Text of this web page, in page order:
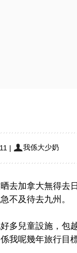
| 我係大少奶
去加拿大無得去
不及待去九州。
多兒童設施，包
我呢幾年旅行目